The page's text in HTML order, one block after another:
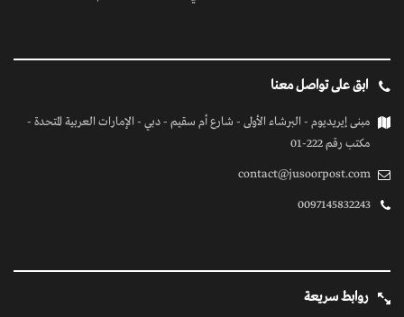
ابق على تواصل معنا
مبنى إيريديوم - البرشاء الأولى - شارع أم سقيم - دبي - الإمارات العربية المتحدة -
مكتب رقم 222-01
contact@jusoorpost.com
0097145832243
روابط سريعة